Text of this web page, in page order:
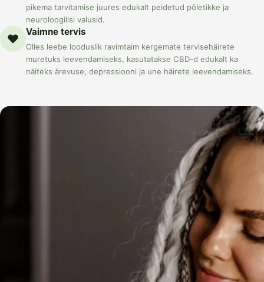
pikema tarvitamise juures edukalt peidetud põletikke ja
neuroloogilisi valusid.
Vaimne tervis
Olles leebe looduslik ravimtaim kergemate tervisehäirete
muretuks leevendamiseks, kasutatakse CBD-d edukalt ka
näiteks ärevuse, depressiooni ja une häirete leevendamiseks.